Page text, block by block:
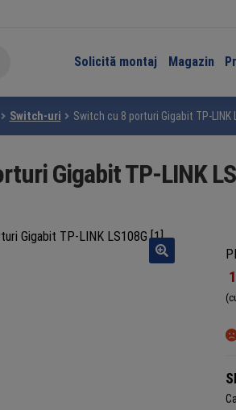
Solicită montaj Magazin
Switch-uri Switch cu 8 porturi Gigabit TP-LINK
Gigabit TP-LINK